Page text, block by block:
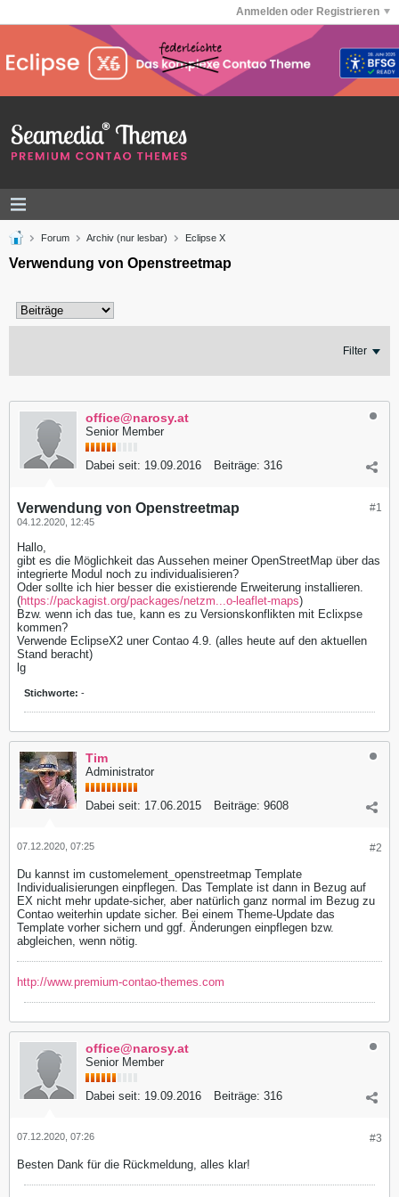
Anmelden oder Registrieren
Forum Archiv (nur lesbar) Eclipse X
Verwendung von Openstreetmap
Filter
office@narosy.at
Senior Member
Dabei seit: 19.09.2016 Beiträge: 316
#1
Verwendung von Openstreetmap
04.12.2020, 12:45
Hallo,
gibt es die Möglichkeit das Aussehen meiner OpenStreetMap über das
integrierte Modul noch zu individualisieren?
Oder sollte ich hier besser die existierende Erweiterung installieren.
(https://packagist.org/packages/netzm...o-leaflet-maps)
Bzw. wenn ich das tue, kann es zu Versionskonflikten mit Eclixpse
kommen?
Verwende EclipseX2 uner Contao 4.9. (alles heute auf den aktuellen
Stand beracht)
lg
Stichworte: -
Tim
Administrator
Dabei seit: 17.06.2015 Beiträge: 9608
#2
07.12.2020, 07:25
Du kannst im customelement_openstreetmap Template
Individualisierungen einpflegen. Das Template ist dann in Bezug auf
EX nicht mehr update-sicher, aber natürlich ganz normal im Bezug zu
Contao weiterhin update sicher. Bei einem Theme-Update das
Template vorher sichern und ggf. Änderungen einpflegen bzw.
abgleichen, wenn nötig.
http://www.premium-contao-themes.com
office@narosy.at
Senior Member
Dabei seit: 19.09.2016 Beiträge: 316
#3
07.12.2020, 07:26
Besten Dank für die Rückmeldung, alles klar!